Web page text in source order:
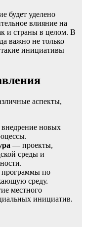
будет уделено
влияние на
и страны в целом. В
важно не только
инициативы
аспекты,
новых
— проекты,
среды и
по
среду.
местного
инициатив.